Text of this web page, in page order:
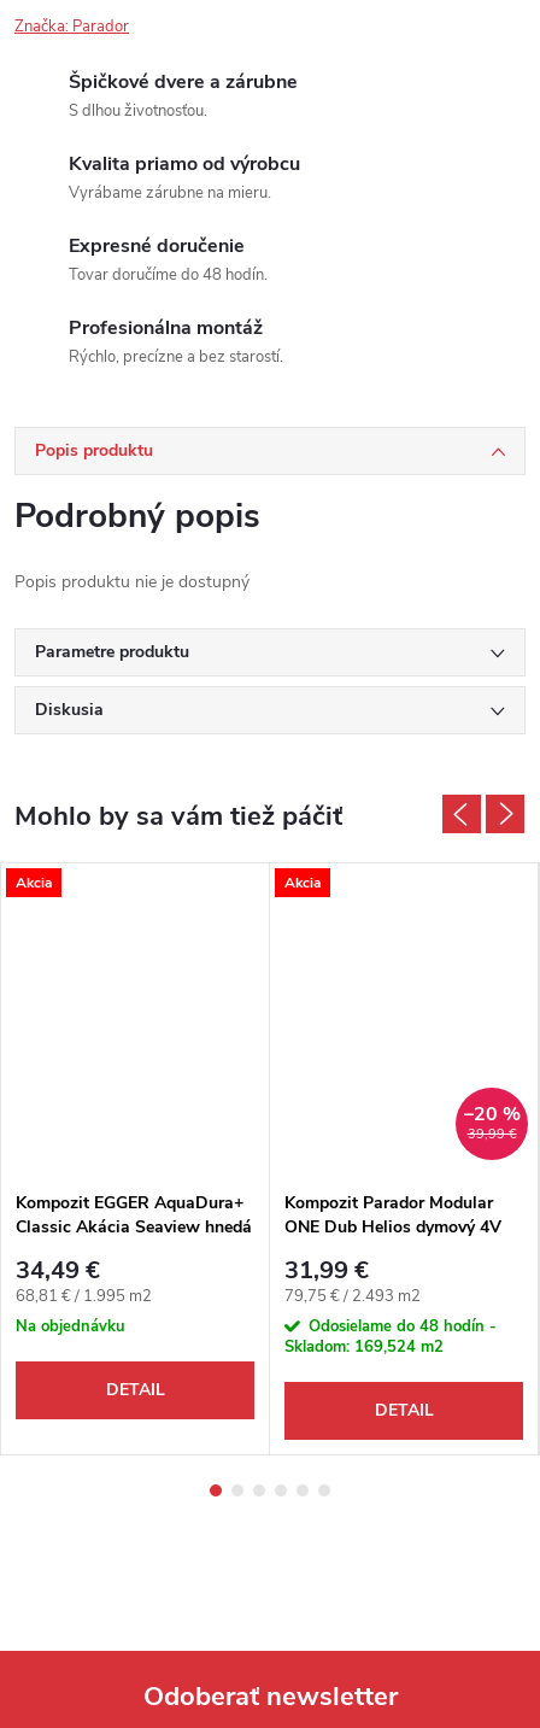
Značka: Parador
Špičkové dvere a zárubne
S dlhou životnosťou.
Kvalita priamo od výrobcu
Vyrábame zárubne na mieru.
Expresné doručenie
Tovar doručíme do 48 hodín.
Profesionálna montáž
Rýchlo, precízne a bez starostí.
Popis produktu
Podrobný popis
Popis produktu nie je dostupný
Parametre produktu
Diskusia
Akcia
Kompozit EGGER AquaDura+
Classic Akácia Seaview hnedá
34,49 €
Jednotková cena:
68,81 € / 1.995 m2
Na objednávku
DETAIL
Akcia
39,99 €
–20 %
Kompozit Parador Modular
ONE Dub Helios dymový 4V
31,99 €
Jednotková cena:
79,75 € / 2.493 m2
Odosielame do 48 hodín -
Skladom: 169,524 m2
DETAIL
Odoberať newsletter